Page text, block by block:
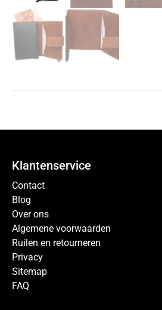
Klantenservice
Contact
Blog
Over ons
Algemene voorwaarden
Ruilen en retourneren
Privacy
Sitemap
FAQ